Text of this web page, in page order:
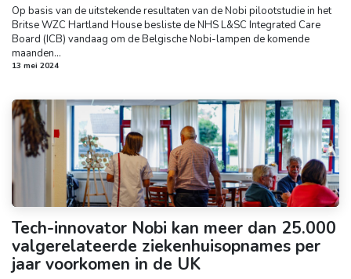
Op basis van de uitstekende resultaten van de Nobi pilootstudie in het
Britse WZC Hartland House besliste de NHS L&SC Integrated Care
Board (ICB) vandaag om de Belgische Nobi-lampen de komende
maanden...
13 mei 2024
Tech-innovator Nobi kan meer dan 25.000
valgerelateerde ziekenhuisopnames per
jaar voorkomen in de UK